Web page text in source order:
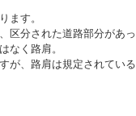
ます。
区分された道路部分があ
なく路肩。
が、路肩は規定されてい